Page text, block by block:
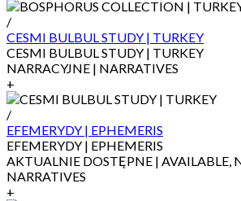
/
CESMI BULBUL STUDY | TURKEY
CESMI BULBUL STUDY | TURKEY
NARRACYJNE | NARRATIVES
+
/
EFEMERYDY | EPHEMERIS
EFEMERYDY | EPHEMERIS
AKTUALNIE DOSTĘPNE | AVAILABLE,
NARRATIVES
+